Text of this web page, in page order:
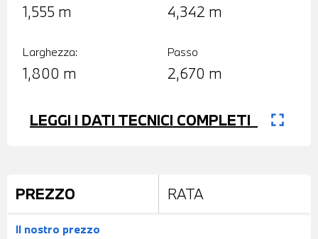
1,555 m 4,342 m
Larghezza:
1,800 m
Passo
2,670 m
LEGGI I DATI TECNICI COMPLETI fullscreen
PREZZO RATA
Il nostro prezzo